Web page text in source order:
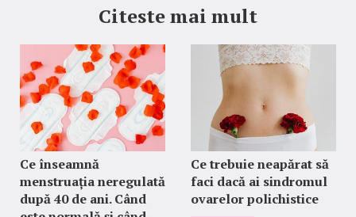
Citeste mai mult
Ce înseamnă
menstruația neregulată
după 40 de ani. Când
Ce trebuie neapărat să
faci dacă ai sindromul
ovarelor polichistice